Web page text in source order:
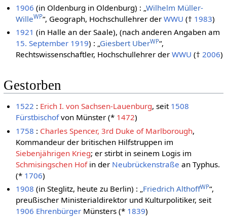
1906 (in Oldenburg in Oldenburg) : „Wilhelm Müller-
WilleWP“, Geograph, Hochschullehrer derWWU († 1983)
1921 (in Halle an der Saale), (nach anderen Angaben am
15. September 1919) : „Giesbert UberWP“,
Rechtswissenschaftler, Hochschullehrer derWWU (†2006)
Gestorben
1522 : Erich I. von Sachsen-Lauenburg, seit 1508
Fürstbischofvon Münster (* 1472)
1758 : Charles Spencer, 3rd Duke of Marlborough,
Kommandeur der britischen Hilfstruppen im
Siebenjährigen Krieg; er stirbt in seinem Logis im
Schmisingschen Hofin der Neubrückenstraße an Typhus.
(* 1706)
1908 (in Steglitz, heute zu Berlin) : „Friedrich AlthoffWP“,
preußischer Ministerialdirektor und Kulturpolitiker, seit
1906 Ehrenbürger Münsters (* 1839)